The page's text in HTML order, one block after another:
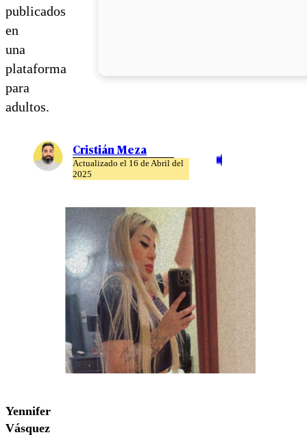
publicados
en
una
plataforma
para
adultos.
Cristián Meza
Actualizado el 16 de Abril del
2025
Yennifer
Vásquez